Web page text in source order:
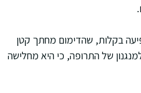
בקלות, שהדימום מחתך קטן
של התרופה, כי היא מחלישה